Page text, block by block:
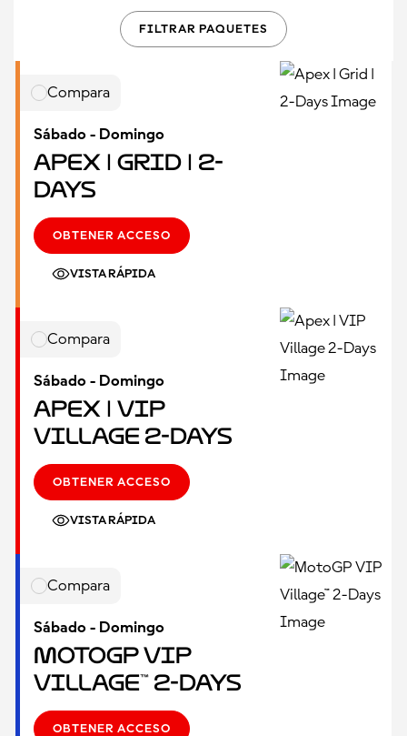
FILTRAR PAQUETES
Compara
Sábado - Domingo
Apex | Grid | 2-
Days
OBTENER ACCESO
VISTA RÁPIDA
Compara
Sábado - Domingo
Apex | VIP
Village 2-Days
OBTENER ACCESO
VISTA RÁPIDA
Compara
Sábado - Domingo
MotoGP VIP
Village™ 2-Days
OBTENER ACCESO